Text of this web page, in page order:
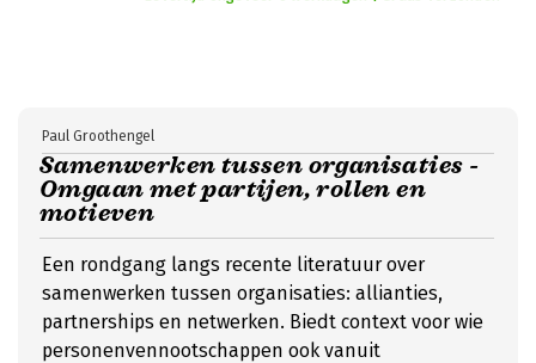
Samenwerken tussen organisaties -
Omgaan met partijen, rollen en
motieven
Paul Groothengel
Een rondgang langs recente literatuur over
samenwerken tussen organisaties: allianties,
partnerships en netwerken. Biedt context voor wie
personenvennootschappen ook vanuit